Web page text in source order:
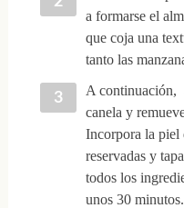
a formarse el
que coja una
tanto las
A continuación,
canela y
Incorpora la piel
reservadas y
todos los
unos 30 minutos.